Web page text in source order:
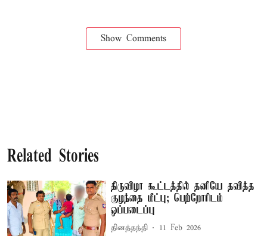
Show Comments
Related Stories
திருவிழா கூட்டத்தில் தனியே தவித்த
குழந்தை மீட்பு; பெற்றோரிடம்
ஒப்படைப்பு
தினத்தந்தி 11 Feb 2026